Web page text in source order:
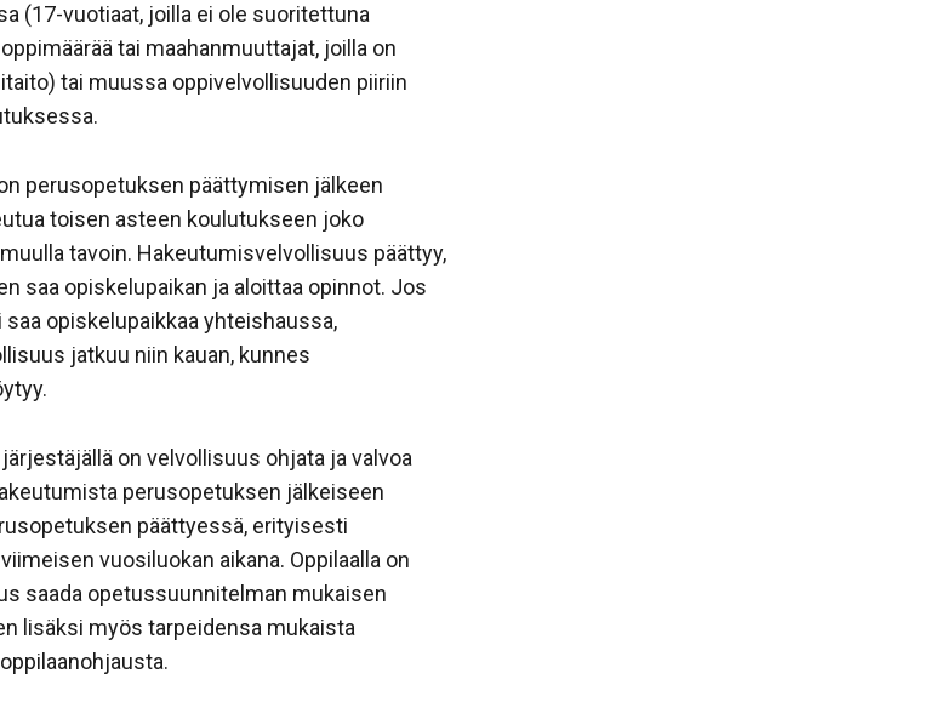
(17-vuotiaat, joilla ei ole suoritettuna
tai maahanmuuttajat, joilla on
tai muussa oppivelvollisuuden piiriin
perusopetuksen päättymisen jälkeen
toisen asteen koulutukseen joko
tavoin. Hakeutumisvelvollisuus päättyy,
saa opiskelupaikan ja aloittaa opinnot. Jos
opiskelupaikkaa yhteishaussa,
jatkuu niin kauan, kunnes
on velvollisuus ohjata ja valvoa
perusopetuksen jälkeiseen
päättyessä, erityisesti
vuosiluokan aikana. Oppilaalla on
saada opetussuunnitelman mukaisen
lisäksi myös tarpeidensa mukaista